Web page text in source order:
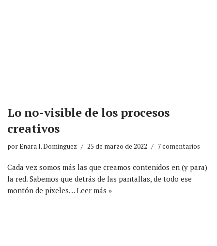
Lo no-visible de los procesos
creativos
porEnara I. Dominguez 25 de marzo de 2022 7 comentarios
Cada vez somos más las que creamos contenidos en (y para)
la red. Sabemos que detrás de las pantallas, de todo ese
montón de pixeles…Leer más »